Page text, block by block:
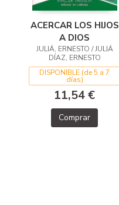
ACERCAR LOS HIJOS
A DIOS
JULIÁ, ERNESTO / JULIÁ
DÍAZ, ERNESTO
DISPONIBLE (de 5 a 7
días)
11,54 €
Comprar